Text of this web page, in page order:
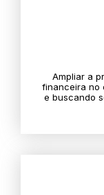
Ampliar a
financeira no
e buscando